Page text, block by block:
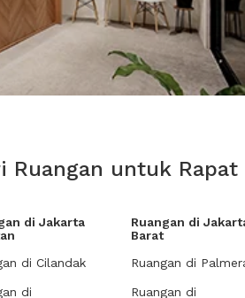
Ruangan untuk
di Jakarta
di Cilandak
di
Ruangan di
Barat
Ruangan di
Ruangan di